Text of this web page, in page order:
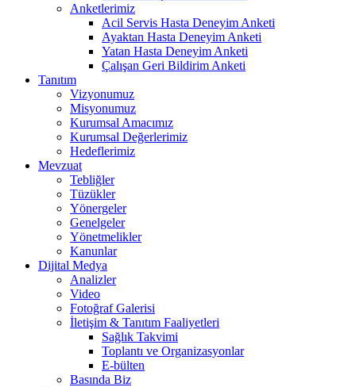
Anketlerimiz
Acil Servis Hasta Deneyim Anketi
Ayaktan Hasta Deneyim Anketi
Yatan Hasta Deneyim Anketi
Çalışan Geri Bildirim Anketi
Tanıtım
Vizyonumuz
Misyonumuz
Kurumsal Amacımız
Kurumsal Değerlerimiz
Hedeflerimiz
Mevzuat
Tebliğler
Tüzükler
Yönergeler
Genelgeler
Yönetmelikler
Kanunlar
Dijital Medya
Analizler
Video
Fotoğraf Galerisi
İletişim & Tanıtım Faaliyetleri
Sağlık Takvimi
Toplantı ve Organizasyonlar
E-bülten
Basında Biz